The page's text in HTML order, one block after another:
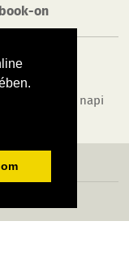
on
képek, napi
RÓLUNK